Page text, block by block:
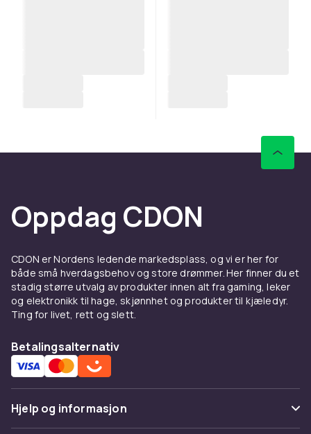
Oppdag CDON
CDON er Nordens ledende markedsplass, og vi er her for
både små hverdagsbehov og store drømmer. Her finner du et
stadig større utvalg av produkter innen alt fra gaming, leker
og elektronikk til hage, skjønnhet og produkter til kjæledyr.
Ting for livet, rett og slett.
Betalingsalternativ
Hjelp og informasjon